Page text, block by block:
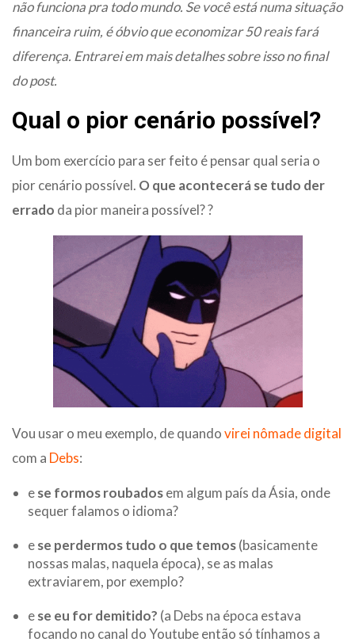
não funciona pra todo mundo. Se você está numa situação
financeira ruim, é óbvio que economizar 50 reais fará
diferença. Entrarei em mais detalhes sobre isso no final
do post.
Qual o pior cenário possível?
Um bom exercício para ser feito é pensar qual seria o
pior cenário possível. O que acontecerá se tudo der
errado da pior maneira possível? ?
Vou usar o meu exemplo, de quandovirei nômade digital
com a Debs:
ese formos roubadosem algum país da Ásia, onde
sequer falamos o idioma?
ese perdermos tudo o que temos(basicamente
nossas malas, naquela época), se as malas
extraviarem, por exemplo?
ese eu for demitido? (a Debs na época estava
focando no canal do Youtube então só tínhamos a